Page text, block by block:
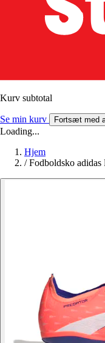
Kurv subtotal
Se min kurv Fortsæt med
Loading...
Hjem
/ Fodboldsko